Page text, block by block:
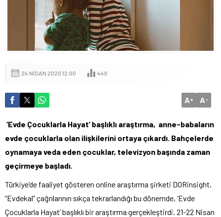
24 NISAN 2020 12:00 440
A+ A-
‘Evde Çocuklarla Hayat’ başlıklı araştırma, anne-babaların
evde çocuklarla olan ilişkilerini ortaya çıkardı. Bahçelerde
oynamaya veda eden çocuklar, televizyon başında zaman
geçirmeye başladı.
Türkiye’de faaliyet gösteren online araştırma şirketi DORinsight,
“Evdekal” çağrılarının sıkça tekrarlandığı bu dönemde, ‘Evde
Çocuklarla Hayat’ başlıklı bir araştırma gerçekleştirdi. 21-22 Nisan